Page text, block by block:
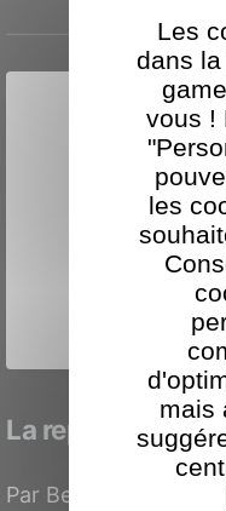
La reprise des
Par Benjamin Levy le
Les
dans
vous !
les
mais